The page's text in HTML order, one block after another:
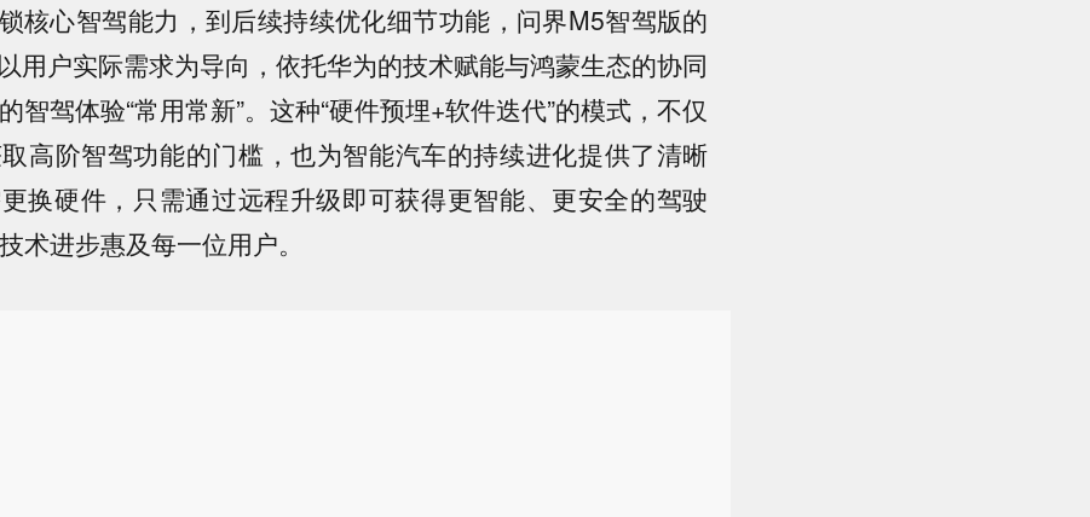
核心智驾能力，到后续持续优化细节功能，问界M5智驾版的
用户实际需求为导向，依托华为的技术赋能与鸿蒙生态的协同
智驾体验“常用常新”。这种“硬件预埋+软件迭代”的模式，不仅
高阶智驾功能的门槛，也为智能汽车的持续进化提供了清晰
换硬件，只需通过远程升级即可获得更智能、更安全的驾驶
术进步惠及每一位用户。